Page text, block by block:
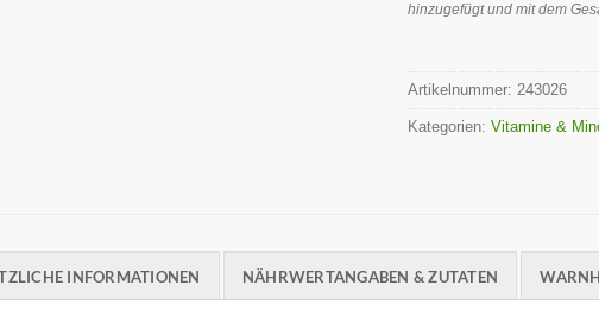
hinzugefügt und mit dem
Artikelnummer:243026
Kategorien:Vitamine &
INFORMATIONEN NÄHRWERTANGABEN & ZUTATEN